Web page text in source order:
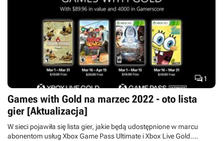
1
Games with Gold na marzec 2022 - oto lista
gier [Aktualizacja]
W sieci pojawiła się lista gier, jakie będą udostępnione w marcu
abonentom usług Xbox Game Pass Ultimate i Xbox Live Gold.